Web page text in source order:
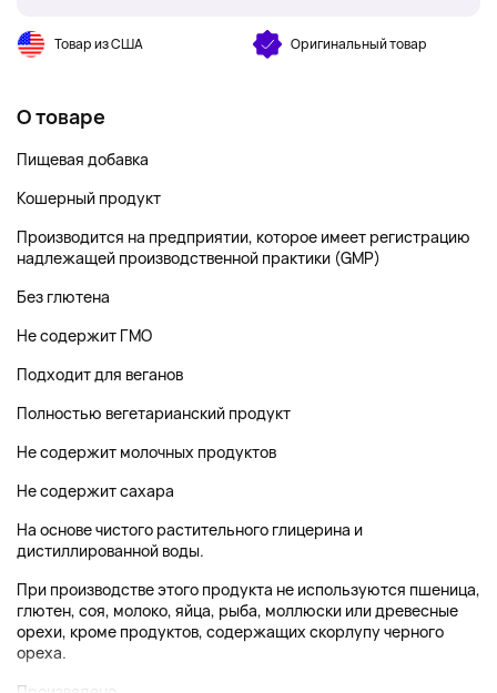
Товар из США Оригинальный товар
О товаре
Пищевая добавка
Кошерный продукт
Производится на предприятии, которое имеет регистрацию
надлежащей производственной практики (GMP)
Без глютена
Не содержит ГМО
Подходит для веганов
Полностью вегетарианский продукт
Не содержит молочных продуктов
Не содержит сахара
На основе чистого растительного глицерина и
дистиллированной воды.
При производстве этого продукта не используются пшеница,
глютен, соя, молоко, яйца, рыба, моллюски или древесные
орехи, кроме продуктов, содержащих скорлупу черного
ореха.